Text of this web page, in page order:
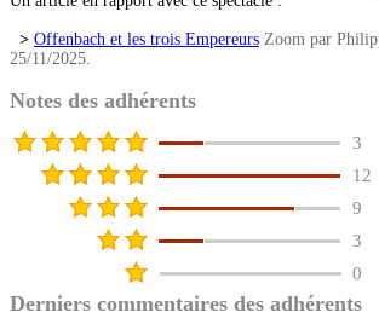
> Offenbach et les trois Empereurs Zoom par
25/11/2025.
Notes des adhérents
3
12
9
3
0
Derniers commentaires des adhérents